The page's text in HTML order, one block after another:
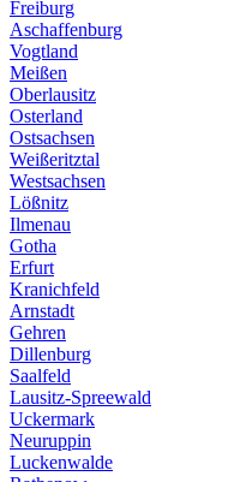
Freiburg
Aschaffenburg
Vogtland
Meißen
Oberlausitz
Osterland
Ostsachsen
Weißeritztal
Westsachsen
Lößnitz
Ilmenau
Gotha
Erfurt
Kranichfeld
Arnstadt
Gehren
Dillenburg
Saalfeld
Lausitz-Spreewald
Uckermark
Neuruppin
Luckenwalde